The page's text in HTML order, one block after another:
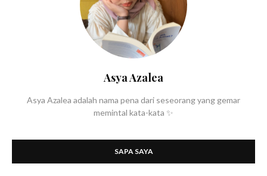
Asya Azalea
Asya Azalea adalah nama pena dari seseorang yang gemar
memintal kata-kata ✨
SAPA SAYA